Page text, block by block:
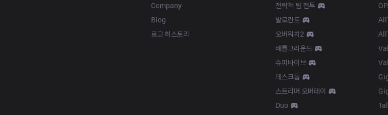
Company
Blog
로고 히스토리
전략적 팀 전투
발로란트
오버워치2
배틀그라운드
슈퍼바이브
데스크톱
스트리머 오버레이
Duo